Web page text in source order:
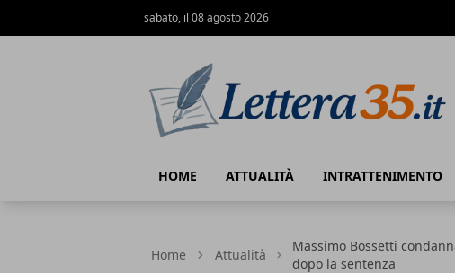
sabato, il 08 agosto 2026
HOME ATTUALITÀ INTRATTENIMENTO
Home Attualità
Massimo Bossetti
dopo la sentenza